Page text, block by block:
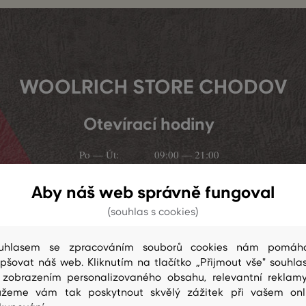
WOOLRICH STORE CHODOV
Otevírací hodiny
Po — Út: 09:00 — 21:00
St: 09:00 — 12:00
Čt — Pá:
Zavřeno
Aby náš web správně fungoval
(souhlas s cookies)
se zpracováním souborů cookies nám
náš web. Kliknutím na tlačítko „Přijmout vše"
personalizovaného obsahu, relevantní
vám tak poskytnout skvělý zážitek při vašem